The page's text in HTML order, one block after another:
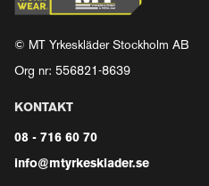
© MT Yrkeskläder Stockholm AB
Org nr: 556821-8639
KONTAKT
08 - 716 60 70
info@mtyrkesklader.se